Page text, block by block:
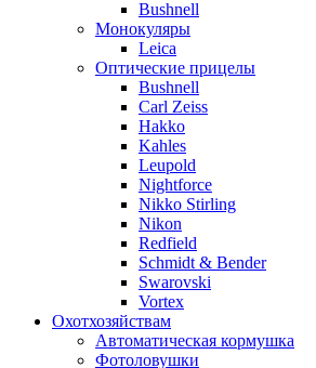
Bushnell
Монокуляры
Leica
Оптические прицелы
Bushnell
Carl Zeiss
Hakko
Kahles
Leupold
Nightforce
Nikko Stirling
Nikon
Redfield
Schmidt & Bender
Swarovski
Vortex
Охотхозяйствам
Автоматическая кормушка
Фотоловушки